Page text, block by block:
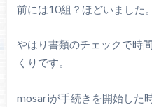
前には10組？ほどいました。
やはり書類のチェックで時
くりです。
mosariが手続きを開始した